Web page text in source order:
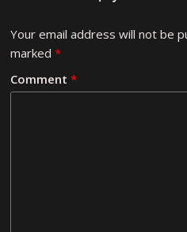
Your email address will not be
marked*
Comment*